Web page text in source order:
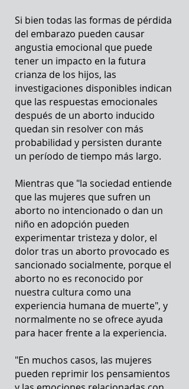
Si bien todas las formas de pérdida
del embarazo pueden causar
angustia emocional que puede
tener un impacto en la futura
crianza de los hijos, las
investigaciones disponibles indican
que las respuestas emocionales
después de un aborto inducido
quedan sin resolver con más
probabilidad y persisten durante
un período de tiempo más largo.
Mientras que "la sociedad entiende
que las mujeres que sufren un
aborto no intencionado o dan un
niño en adopción pueden
experimentar tristeza y dolor, el
dolor tras un aborto provocado es
sancionado socialmente, porque el
aborto no es reconocido por
nuestra cultura como una
experiencia humana de muerte", y
normalmente no se ofrece ayuda
para hacer frente a la experiencia.
"En muchos casos, las mujeres
pueden reprimir los pensamientos